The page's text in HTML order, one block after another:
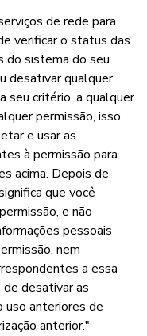
de rede para
verificar o status das
do sistema do seu
desativar qualquer
seu critério, a qualquer
permissão, isso
e usar as
à permissão para
acima. Depois de
que você
e não
pessoais
nem
a essa
desativar as
uso anteriores de
anterior."